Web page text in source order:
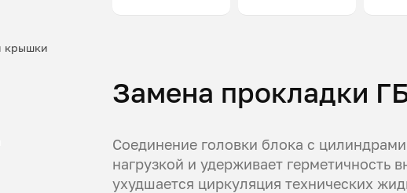
крышки
Замена прокладки
Соединение головки блока с
нагрузкой и удерживает герметичность
ухудшается циркуляция технических